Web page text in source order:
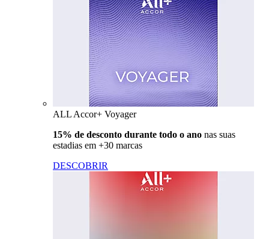
ALL Accor+ Voyager
15% de desconto durante todo o ano nas suas
estadias em +30 marcas
DESCOBRIR